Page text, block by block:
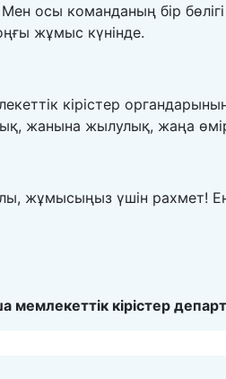
осы команданың бір
жұмыс күнінде.
кірістер
жанына жылулық, жаңа
жұмысыңыз үшін рахмет!
кірістер